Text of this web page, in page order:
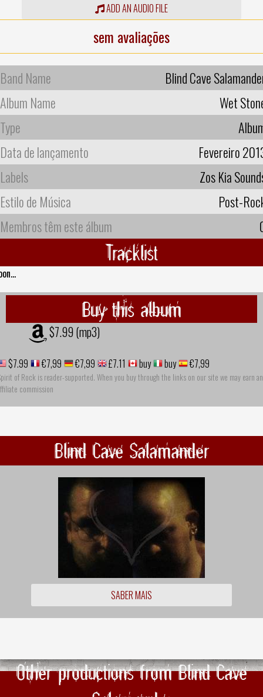
ADD AN AUDIO FILE
sem avaliações
Band Name
Blind Cave
Album Name
Wet
Type
Data de lançamento
Fevereiro
Labels
Zos Kia
Estilo de Música
Post-
Membros têm este álbum
Tracklist
Buy this album
$7.99 (mp3)
$7.99 €7,99 €7,99 £7.11 buy buy €7,99
of Rock is reader-supported. When you buy through the links on our site we may earn an
commission
Blind Cave Salamander
SABER MAIS
Other productions from Blind Cave